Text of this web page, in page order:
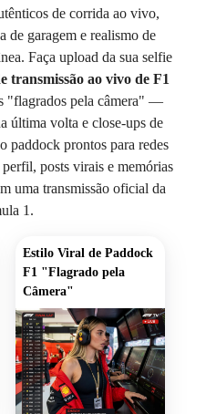
de corrida ao vivo,
de garagem e realismo de
Faça upload da sua selfie
transmissão ao vivo de F1
"flagrados pela câmera" —
última volta e close-ups de
paddock prontos para redes
posts virais e memórias
uma transmissão oficial da
1.
Estilo Viral de Paddock
F1 "Flagrado pela
Câmera"